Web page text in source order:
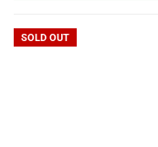
SOLD OUT